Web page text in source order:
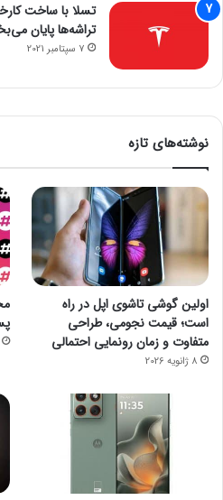
تسلا با ساخت
تراشه‌ها پایان
7 سپتامبر 2021
نوشته‌های تازه
اولین گوشی تاشوی اپل در راه
است؛ قیمت نجومی، طراحی
متفاوت و زمان رونمایی احتمالی
8 ژانویه 2026